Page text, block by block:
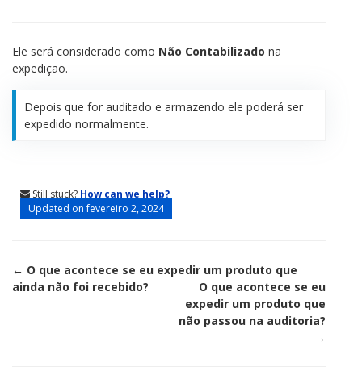
Ele será considerado como Não Contabilizado na
expedição.
Depois que for auditado e armazendo ele poderá ser
expedido normalmente.
Still stuck? How can we help?
Updated on fevereiro 2, 2024
Doc
← O que acontece se eu expedir um produto que
ainda não foi recebido?
O que acontece se eu
expedir um produto que
não passou na auditoria?
→